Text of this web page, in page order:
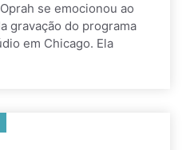
se emocionou ao
gravação do programa
em Chicago. Ela